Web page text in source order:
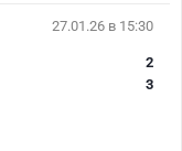
27.01.26 в 15:30
2
3